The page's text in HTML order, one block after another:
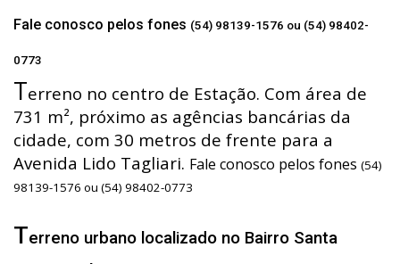
Fale conosco pelos fones (54) 98139-1576 ou (54) 98402-
0773
Terreno no centro de Estação. Com área de
731 m², próximo as agências bancárias da
cidade, com 30 metros de frente para a
Avenida Lido Tagliari. Fale conosco pelos fones (54)
98139-1576 ou (54) 98402-0773
Terreno urbano localizado no Bairro Santa